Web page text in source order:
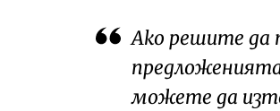
Ако решите да
можете да